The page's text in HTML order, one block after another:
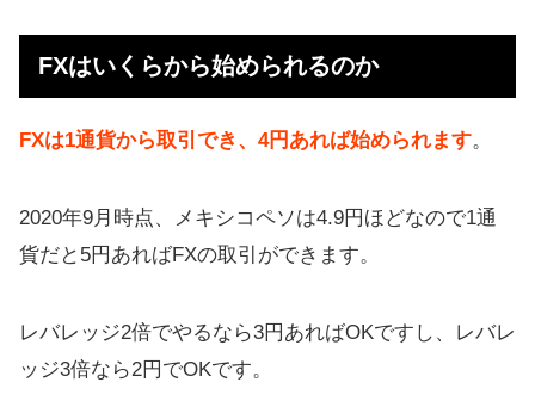
安全にやりたいFX初心者の必要資金
FXを最低資金でやる方法まとめ
FXはいくらから始められるのか
FXは1通貨から取引でき、4円あれば始められます。
2020年9月時点、メキシコペソは4.9円ほどなので1通
貨だと5円あればFXの取引ができます。
レバレッジ2倍でやるなら3円あればOKですし、レバレ
ッジ3倍なら2円でOKです。